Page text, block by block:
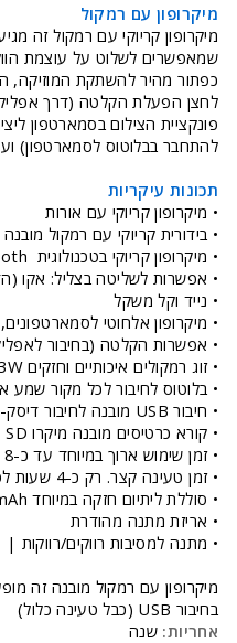
מיקרופון עם רמקול
מיקרופון קריוקי עם רמקול זה
כפתור מהיר להשתקת המוזיקה,
לחצן הפעלת הקלטה (דרך
פונקציית הצילום בסמארטפון
להתחבר בבלוטוס לסמארטפון)
תכונות עיקריות
• מיקרופון קריוקי עם אורות
• בידורית קריוקי עם רמקול מובנה
• מיקרופון קריוקי בטכנולוגית Bluetooth
• אפשרות לשליטה בצליל: אקו
• נייד וקל משקל
• מיקרופון אלחוטי
• אפשרות הקלטה (בחיבור
• זוג רמקולים איכותיים וחזקים 3W כל אחד
• בלוטוס לחיבור לכל מקור שמע
• חיבור USB מובנה לחיבור דיסק-און-קי
• קורא כרטיסים מובנה מיקרו SD
• זמן שימוש ארוך במיוחד עד כ-8 שעות (תלוי באופן השימוש)
• זמן טעינה קצר. רק כ-4 שעות לטעינה מלאה
• סוללת ליתיום חזקה במיוחד 1800mAh.
• אריזת מתנה מהודרת
• מתנה למסיבות רווקים/רווקות
מיקרופון עם רמקול מובנה זה
בחיבור USB (כבל טעינה כלול)
אחריות: שנה